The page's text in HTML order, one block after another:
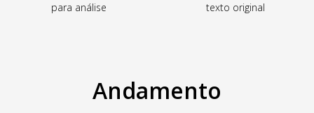
para análise
texto original
Andamento